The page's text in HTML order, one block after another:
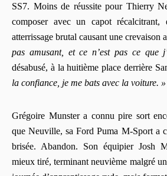
SS7. Moins de réussite pour Thierry
composer avec un capot récalcitrant,
atterrissage brutal causant une crevaison
pas amusant, et ce n’est pas ce que
désabusé, à la huitième place derrière
la confiance, je me bats avec la voiture. »
Grégoire Munster a connu pire sort
que Neuville, sa Ford Puma M-Sport a
brisée. Abandon. Son équipier Josh
mieux tiré, terminant neuvième malgré